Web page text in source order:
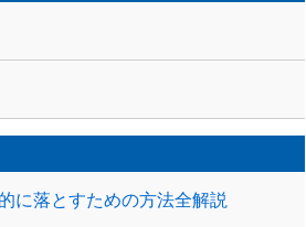
に落とすための方法全解説